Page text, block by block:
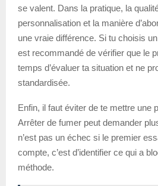
se valent. Dans la pratique, la
personnalisation et la manière
une vraie différence. Si tu choisis
est recommandé de vérifier que le
temps d’évaluer ta situation et ne
standardisée.
Enfin, il faut éviter de te mettre une
Arrêter de fumer peut demander
n’est pas un échec si le premier
compte, c’est d’identifier ce qui a
méthode.